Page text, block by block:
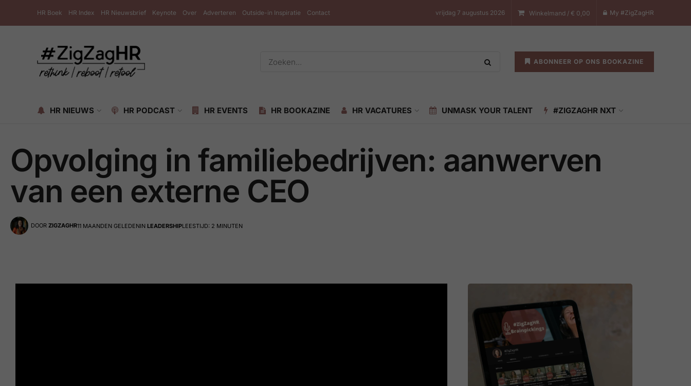
HR Boek HR Index HR Nieuwsbrief Keynote Over Adverteren Outside-in Inspiratie Contact vrijdag 7 augustus 2026 Winkelmand / € 0,00 My #ZigZagHR
ABONNEER OP ONS BOOKAZINE
HR NIEUWS HR PODCAST HR EVENTS HR BOOKAZINE HR VACATURES UNMASK YOUR TALENT #ZIGZAGHR NXT
Opvolging in familiebedrijven: aanwerven
van een externe CEO
DOOR ZIGZAGHR11 MAANDEN GELEDENIN LEADERSHIPLEESTIJD: 2 MINUTEN